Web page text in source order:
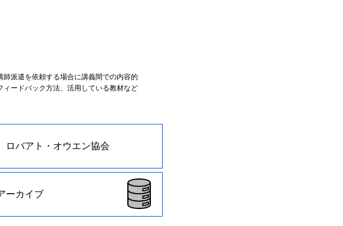
派遣を依頼する場合に講義間での内容的
ードバック方法、活用している教材など
バアト・オウエン協会
ーカイブ